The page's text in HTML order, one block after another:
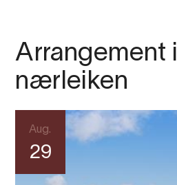
Arrangement i
nærleiken
Aug.
29